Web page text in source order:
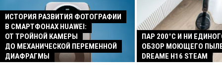
ИСТОРИЯ РАЗВИТИЯ ФОТОГРАФИИ
В СМАРТФОНАХ HUAWEI:
ОТ ТРОЙНОЙ КАМЕРЫ
ДО МЕХАНИЧЕСКОЙ ПЕРЕМЕННОЙ
ДИАФРАГМЫ
ПАР 200°C И НИ
ОБЗОР МОЮЩЕГО
DREAME H16 STEAM